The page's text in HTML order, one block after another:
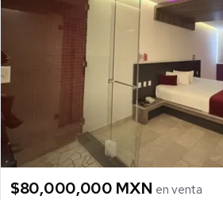
$80,000,000 MXN en venta